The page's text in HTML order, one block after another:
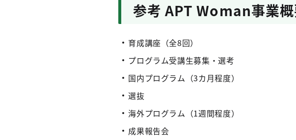
参考 APT Woman事業
育成講座（全8回）
プログラム受講生募集・選考
国内プログラム（3カ月程度）
選抜
海外プログラム（1週間程度）
成果報告会